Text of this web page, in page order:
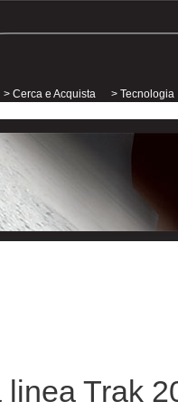
> Cerca e Acquista > Tecnologia
linea Trak